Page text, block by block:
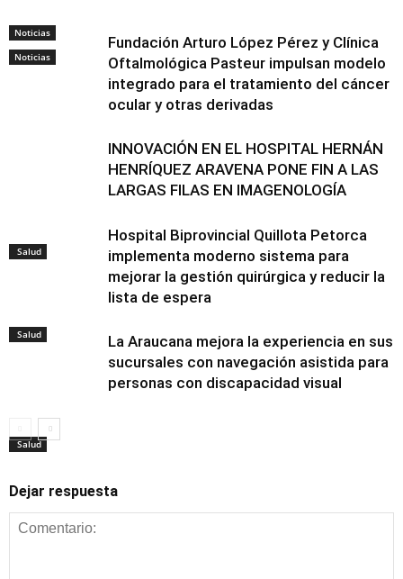
Noticias
Noticias
Salud
Fundación Arturo López Pérez y Clínica
Oftalmológica Pasteur impulsan modelo
integrado para el tratamiento del cáncer
ocular y otras derivadas
Salud
INNOVACIÓN EN EL HOSPITAL HERNÁN
HENRÍQUEZ ARAVENA PONE FIN A LAS
LARGAS FILAS EN IMAGENOLOGÍA
Salud
Hospital Biprovincial Quillota Petorca
implementa moderno sistema para
mejorar la gestión quirúrgica y reducir la
lista de espera
Salud
La Araucana mejora la experiencia en sus
sucursales con navegación asistida para
personas con discapacidad visual
Dejar respuesta